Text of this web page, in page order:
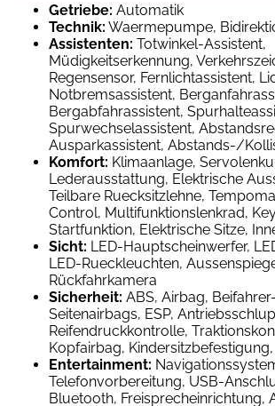
Getriebe: Automatik
Technik: Waermepumpe,
Assistenten: Totwinkel-Assistent,
Müdigkeitserkennung,
Regensensor, Fernlichtassistent,
Notbremsassistent,
Bergabfahrassistent,
Spurwechselassistent,
Ausparkassistent, Abstands-/
Komfort: Klimaanlage,
Lederausstattung, Elektrische
Teilbare Ruecksitzlehne,
Control, Multifunktionslenkrad,
Startfunktion, Elektrische Sitze,
Sicht: LED-Hauptscheinwerfer,
LED-Rueckleuchten,
Rückfahrkamera
Sicherheit: ABS, Airbag,
Seitenairbags, ESP,
Reifendruckkontrolle,
Kopfairbag,
Entertainment:
Telefonvorbereitung, USB-
Bluetooth, Freisprecheinrichtung,